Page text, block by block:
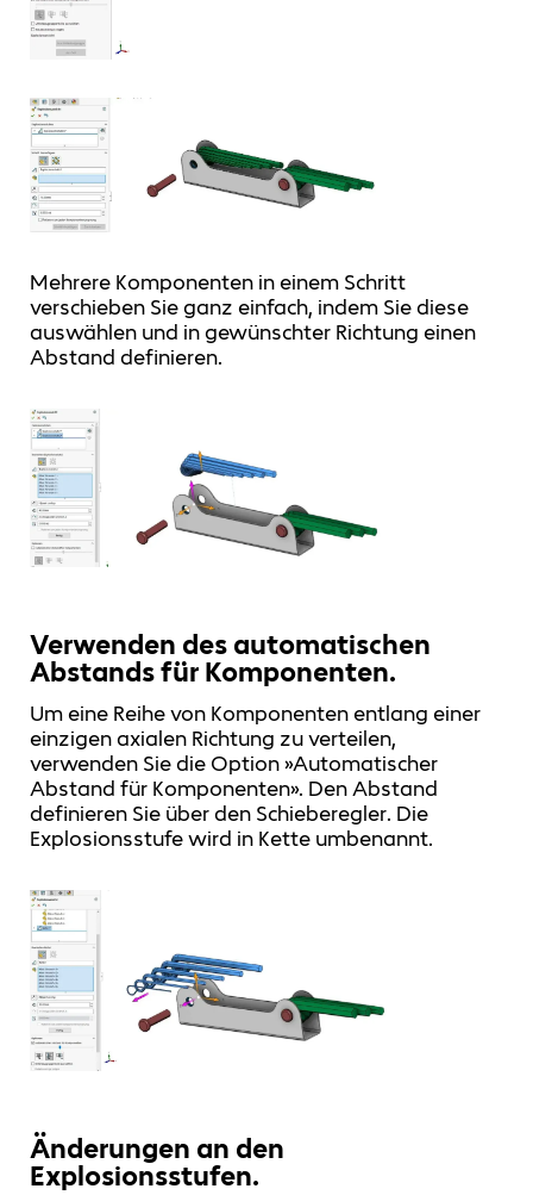
Mehrere Komponenten in einem Schritt
verschieben Sie ganz einfach, indem Sie diese
auswählen und in gewünschter Richtung einen
Abstand definieren.
Verwenden des automatischen
Abstands für Komponenten.
Um eine Reihe von Komponenten entlang einer
einzigen axialen Richtung zu verteilen,
verwenden Sie die Option »Automatischer
Abstand für Komponenten». Den Abstand
definieren Sie über den Schieberegler. Die
Explosionsstufe wird in Kette umbenannt.
Änderungen an den
Explosionsstufen.